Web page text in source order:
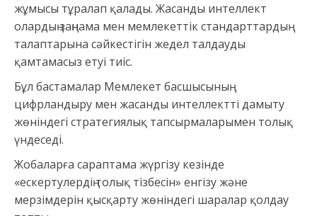
жұмысы тұралап қалады. Жасанды интеллект
олардың заңнама мен мемлекеттік стандарттардың
талаптарына сәйкестігін жедел талдауды
қамтамасыз етуі тиіс.
Бұл бастамалар Мемлекет басшысының
цифрландыру мен жасанды интеллектті дамыту
жөніндегі стратегиялық тапсырмаларымен толық
үндеседі.
Жобаларға сараптама жүргізу кезінде
«ескертулердің толық тізбесін» енгізу және
мерзімдерін қысқарту жөніндегі шаралар қолдау